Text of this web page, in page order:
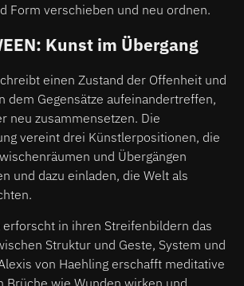
Form verschieben und neu ordnen.
Kunst im Übergang
einen Zustand der Offenheit und
dem Gegensätze aufeinandertreffen,
neu zusammensetzen. Die
vereint drei Künstlerpositionen, die
und Übergängen
und dazu einladen, die Welt als
erforscht in ihren Streifenbildern das
Struktur und Geste, System und
von Haehling erschafft meditative
Brüche wie Wunden wirken und